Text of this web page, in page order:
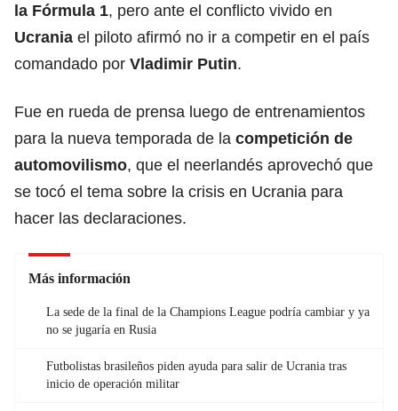
la Fórmula 1, pero ante el conflicto vivido en
Ucrania el piloto afirmó no ir a competir en el país
comandado por Vladimir Putin.
Fue en rueda de prensa luego de entrenamientos
para la nueva temporada de la competición de
automovilismo, que el neerlandés aprovechó que
se tocó el tema sobre la crisis en Ucrania para
hacer las declaraciones.
Más información
La sede de la final de la Champions League podría cambiar y ya
no se jugaría en Rusia
Futbolistas brasileños piden ayuda para salir de Ucrania tras
inicio de operación militar